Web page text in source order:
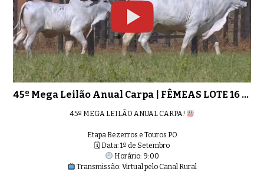
45º Mega Leilão Anual Carpa | FÊMEAS LOTE 16 - 5348
45º MEGA LEILÃO ANUAL CARPA!
Etapa Bezerros e Touros PO
🗓 Data: 1º de Setembro
Horário: 9:00
Transmissão: Virtual pelo Canal Rural